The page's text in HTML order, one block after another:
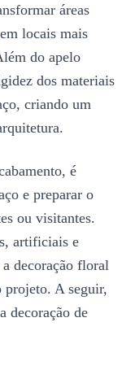
áreas
locais mais
do apelo
dos materiais
criando um
é
e preparar o
ou visitantes.
artificiais e
decoração floral
projeto. A seguir,
decoração de